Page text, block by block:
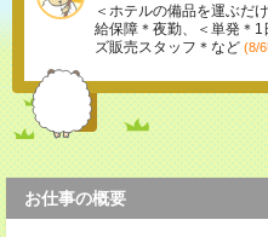
＜ホテルの備品を運ぶだ
給保障＊夜勤、＜単発＊
ズ販売スタッフ＊など (8/
お仕事の概要